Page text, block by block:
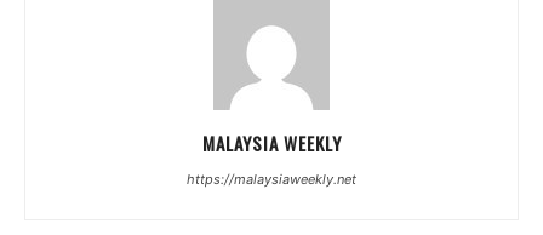
MALAYSIA WEEKLY
https://malaysiaweekly.net